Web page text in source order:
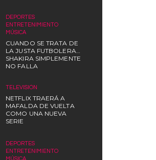
DEPORTES
ENTRETENIMIENTO
MÚSICA
CUANDO SE TRATA DE
LA JUSTA FUTBOLERA…
SHAKIRA SIMPLEMENTE
NO FALLA
TELEVISIÓN
NETFLIX TRAERÁ A
MAFALDA DE VUELTA
COMO UNA NUEVA
SERIE
DEPORTES
ENTRETENIMIENTO
MÚSICA